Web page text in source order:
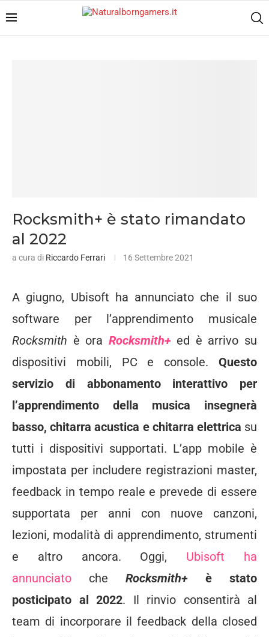
Rocksmith+ è stato rimandato
al 2022
a cura di Riccardo Ferrari 16 Settembre 2021
A giugno, Ubisoft ha annunciato che il suo
software per l’apprendimento musicale
Rocksmith è ora Rocksmith+ed è arrivo su
dispositivi mobili, PC e console. Questo
servizio di abbonamento interattivo per
l’apprendimento della musica insegnerà
basso, chitarra acustica e chitarra elettrica su
tutti i dispositivi supportati. L’app mobile è
impostata per includere registrazioni master,
feedback in tempo reale e prevede di essere
supportata per anni con nuove canzoni,
lezioni, modalità di apprendimento, strumenti
e altro ancora. Oggi, Ubisoft ha
annunciato che Rocksmith+ è stato
posticipato al 2022. Il rinvio consentirà al
team di incorporare il feedback della closed